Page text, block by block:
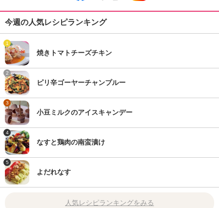
今週の人気レシピランキング
1
焼きトマトチーズチキン
2
ピリ辛ゴーヤーチャンプルー
3
小豆ミルクのアイスキャンデー
4
なすと鶏肉の南蛮漬け
5
よだれなす
人気レシピランキングをみる